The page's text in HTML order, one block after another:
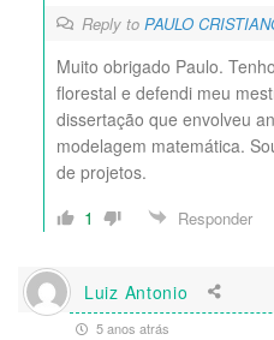
Reply to PAULO
Muito obrigado Paulo.
florestal e defendi meu
dissertação que envolveu
modelagem matemática.
de projetos.
1
Responder
Luiz Antonio
5 anos atrás